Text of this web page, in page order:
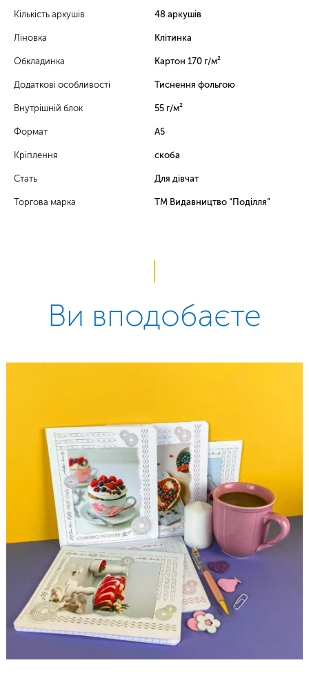
блок
–
г/
Кількість аркушів
48 аркушів
Ліновка Клітинка
Обкладинка Картон 170 г/м²
Додаткові особливості Тиснення фольгою
Внутрішній блок 55 г/м²
Формат А5
Кріплення скоба
Стать Для дівчат
Торгова марка ТМ Видавництво “Поділля”
Ви вподобаєте